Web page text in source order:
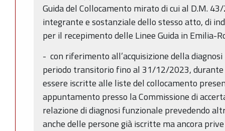
Guida del Collocamento mirato di cui al D.M.
integrante e sostanziale dello stesso atto, di
per il recepimento delle Linee Guida in Emilia-
- con riferimento all’acquisizione della
periodo transitorio fino al 31/12/2023,
essere iscritte alle liste del collocamento
appuntamento presso la Commissione di
relazione di diagnosi funzionale prevedendo
anche delle persone già iscritte ma ancora